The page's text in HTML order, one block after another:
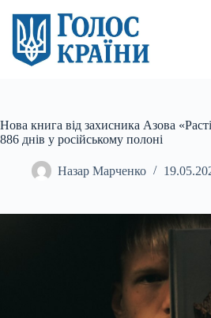
вмісту
Нова книга від захисника Азова
886 днів у російському полоні
Назар Марченко